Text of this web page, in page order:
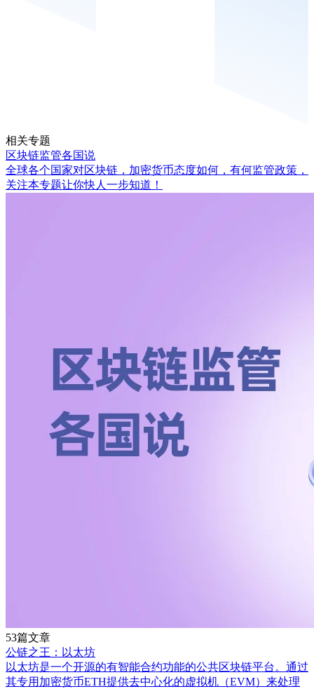
相关专题
区块链监管各国说
全球各个国家对区块链，加密货币态度如何，有何监管政策，
关注本专题让你快人一步知道！
53篇文章
公链之王：以太坊
以太坊是一个开源的有智能合约功能的公共区块链平台。通过
其专用加密货币ETH提供去中心化的虚拟机（EVM）来处理